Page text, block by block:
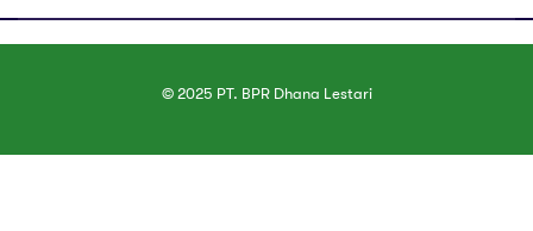
© 2025 PT. BPR Dhana Lestari